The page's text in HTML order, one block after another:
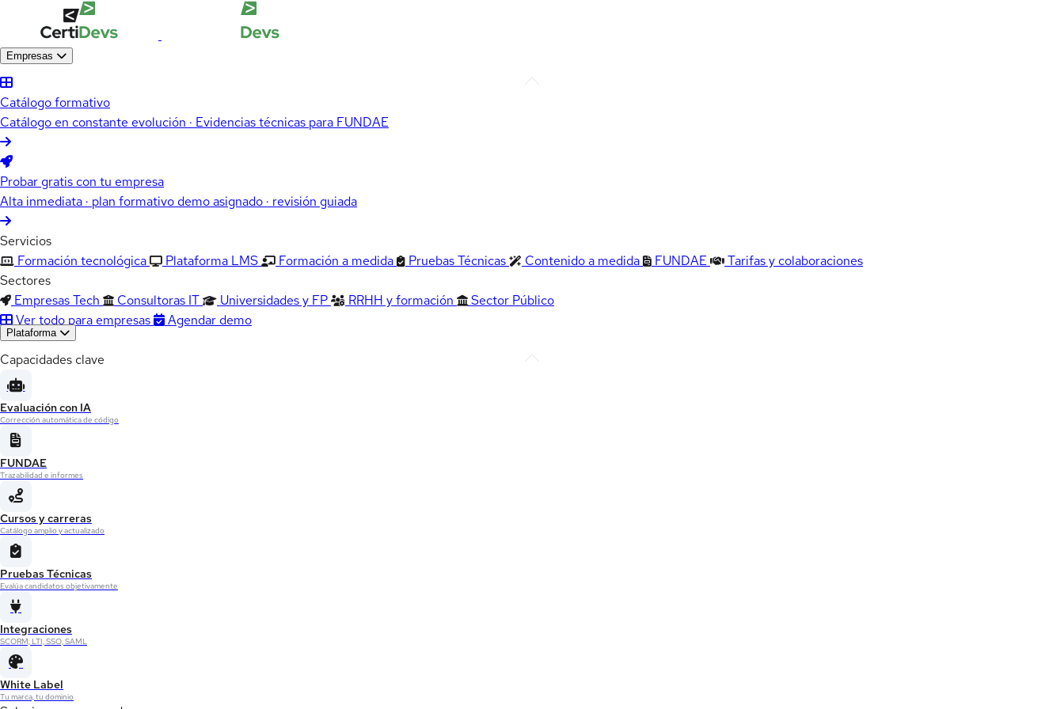
Empresas
Catálogo formativo
Catálogo en constante evolución · Evidencias técnicas para FUNDAE
Probar gratis con tu empresa
Alta inmediata · plan formativo demo asignado · revisión guiada
Servicios
Formación tecnológica
Plataforma LMS Formación a medida Pruebas Técnicas Contenido a medida FUNDAE
Tarifas y colaboraciones
Sectores
Empresas Tech
Consultoras IT Universidades y FP RRHH y formación
Sector Público
Ver todo para empresas
Agendar demo
Plataforma
Capacidades clave
Evaluación con IA
Corrección automática de código
FUNDAE
Trazabilidad e informes
Cursos y carreras
Catálogo amplio y actualizado
Pruebas Técnicas
Evalúa candidatos objetivamente
Integraciones
SCORM, LTI, SSO, SAML
White Label
Tu marca, tu dominio